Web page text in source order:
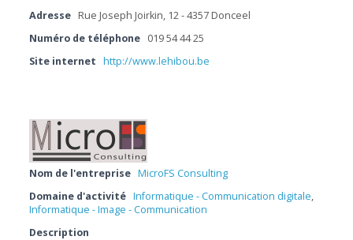
Adresse Rue Joseph Joirkin, 12 - 4357 Donceel
Numéro de téléphone 019 54 44 25
Site internet http://www.lehibou.be
Nom de l'entreprise MicroFS Consulting
Domaine d'activité Informatique - Communication digitale,
Informatique - Image - Communication
Description